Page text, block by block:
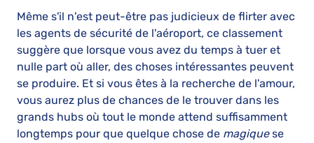
Même s'il n'est peut-être pas judicieux de flirter avec
les agents de sécurité de l'aéroport, ce classement
suggère que lorsque vous avez du temps à tuer et
nulle part où aller, des choses intéressantes peuvent
se produire. Et si vous êtes à la recherche de l'amour,
vous aurez plus de chances de le trouver dans les
grands hubs où tout le monde attend suffisamment
longtemps pour que quelque chose de magiquese